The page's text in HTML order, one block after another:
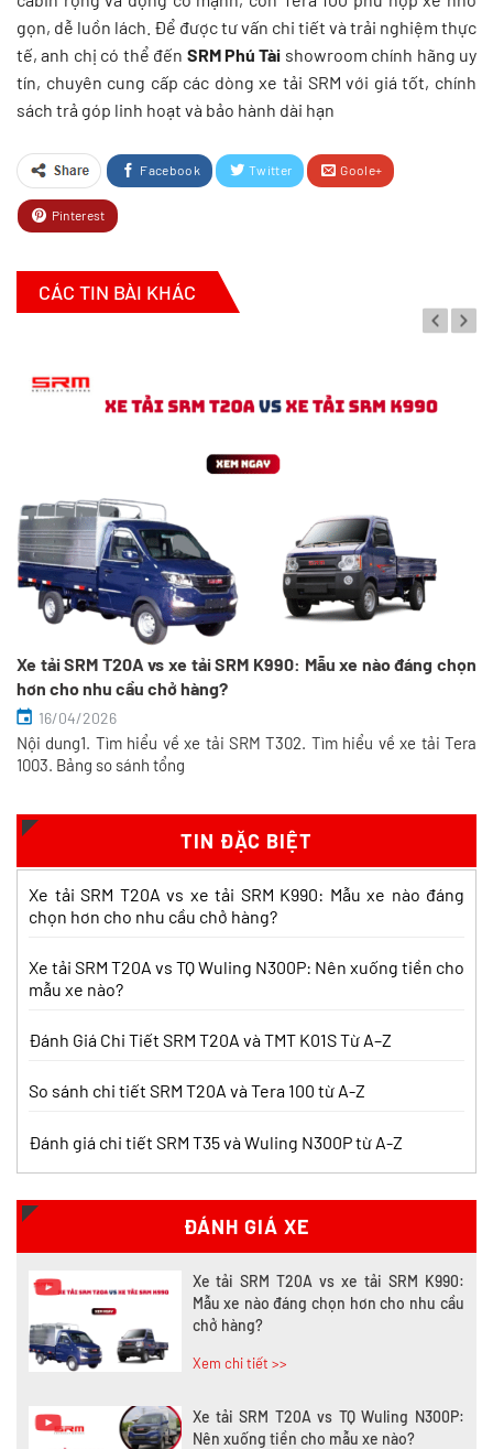
gọn, dễ luồn lách. Để được tư vấn chi tiết và trải nghiệm thực
tế, anh chị có thể đến SRM Phú Tài showroom chính hãng uy
tín, chuyên cung cấp các dòng xe tải SRM với giá tốt, chính
sách trả góp linh hoạt và bảo hành dài hạn
Facebook Twitter Goole+
Pinterest
CÁC TIN BÀI KHÁC
Xe tải SRM T20A vs xe tải SRM K990: Mẫu xe nào đáng chọn
hơn cho nhu cầu chở hàng?
16/04/2026
Nội dung1. Tìm hiểu về xe tải SRM T302. Tìm hiểu về xe tải Tera
1003. Bảng so sánh tổng
TIN ĐẶC BIỆT
Xe tải SRM T20A vs xe tải SRM K990: Mẫu xe nào đáng
chọn hơn cho nhu cầu chở hàng?
Xe tải SRM T20A vs TQ Wuling N300P: Nên xuống tiền cho
mẫu xe nào?
Đánh Giá Chi Tiết SRM T20A và TMT K01S Từ A–Z
So sánh chi tiết SRM T20A và Tera 100 từ A-Z
Đánh giá chi tiết SRM T35 và Wuling N300P từ A-Z
ĐÁNH GIÁ XE
So sánh xe tải SRM T35 và SRM K990:
Xem chi tiết >>
So sánh xe tải SRM T35 và Tera 100s:
Nên chọn dòng nào?
Pro? So sánh chi tiết
Nên mua xe tải SRM T30 hay Tera 100?
Tìm hiểu chi tiết
Xe tải SRM T20A vs xe tải SRM K990:
Mẫu xe nào đáng chọn hơn cho nhu cầu
chở hàng?
Xem chi tiết >>
Xe tải SRM T20A vs TQ Wuling N300P:
Nên xuống tiền cho mẫu xe nào?